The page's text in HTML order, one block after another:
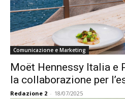
Comunicazione e Marketing
Moët Hennessy Italia e
la collaborazione per
Redazione 2 - 18/07/2025